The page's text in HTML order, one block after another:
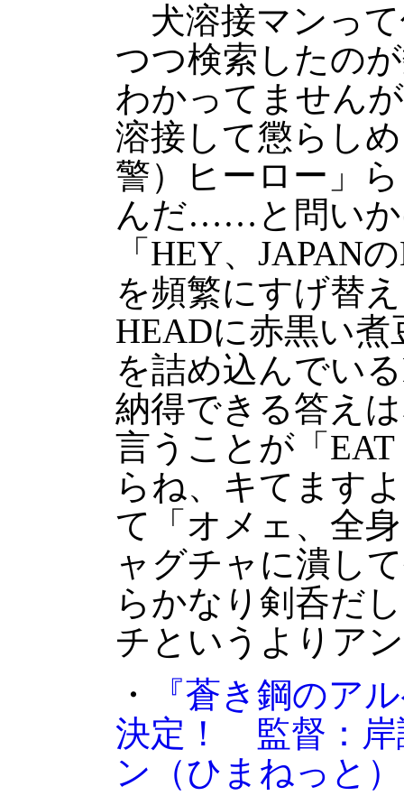
犬溶接マンっ
つつ検索したの
わかってません
溶接して懲らし
警）ヒーロー」
んだ……と問いか
「HEY、JAPAN
を頻繁にすげ替
HEADに赤黒い
を詰め込んでい
納得できる答え
言うことが「
らね、キてます
て「オメェ、全
ャグチャに潰し
らかなり剣呑だ
チというよりア
・
『蒼き鋼のア
決定！ 監督：岸
ン （ひまねっと）